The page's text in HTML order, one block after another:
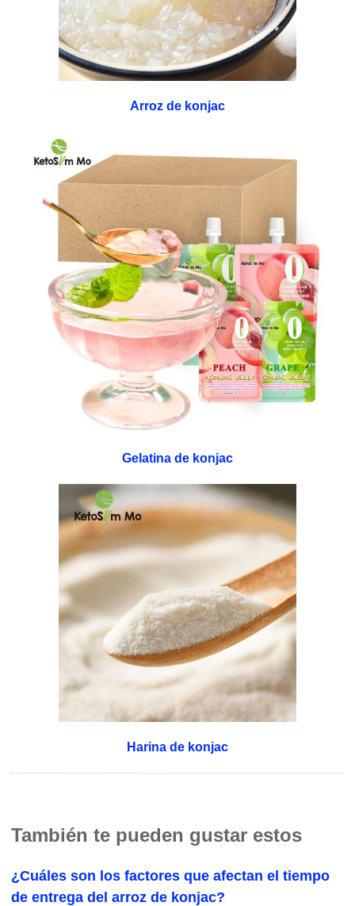
Arroz de konjac
Gelatina de konjac
Harina de konjac
También te pueden gustar estos
¿Cuáles son los factores que afectan el tiempo
de entrega del arroz de konjac?